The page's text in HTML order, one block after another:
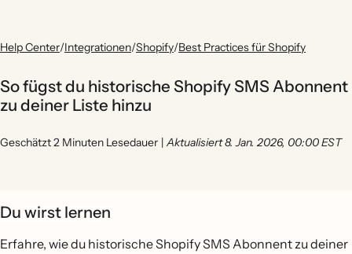
Help Center/Integrationen/Shopify/Best Practices für Shopify
So fügst du historische Shopify SMS Abonnent
zu deiner Liste hinzu
Geschätzt 2 Minuten Lesedauer | Aktualisiert 8. Jan. 2026, 00:00 EST
Du wirst lernen
Erfahre, wie du historische Shopify SMS Abonnent zu deiner